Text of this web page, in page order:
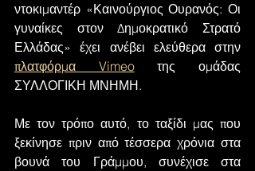
ντοκιμαντέρ «Καινούργιος Ουρανός: Οι
γυναίκες στον Δημοκρατικό Στρατό
πλατφόρμα Vimeo της ομάδας
ΣΥΛΛΟΓΙΚΗ ΜΝΗΜΗ.
Με τον τρόπο αυτό, το ταξίδι μας που
ξεκίνησε πριν από τέσσερα χρόνια στα
βουνά του Γράμμου, συνέχισε στα